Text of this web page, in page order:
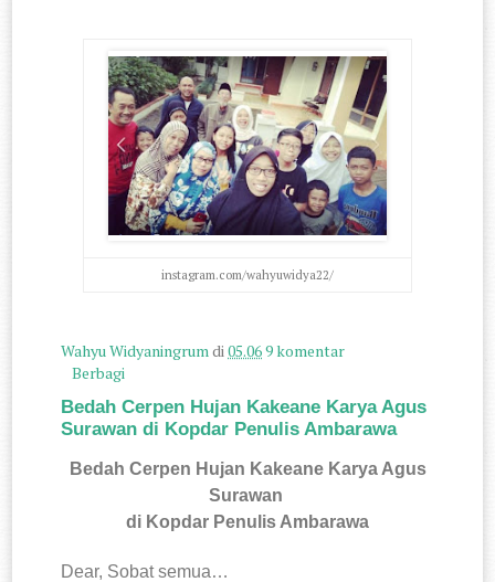
instagram.com/wahyuwidya22/
Wahyu Widyaningrumdi05.069 komentar
Berbagi
Bedah Cerpen Hujan Kakeane Karya Agus
Surawan di Kopdar Penulis Ambarawa
Bedah Cerpen Hujan Kakeane Karya Agus
Surawan
di Kopdar Penulis Ambarawa
Dear, Sobat semua…